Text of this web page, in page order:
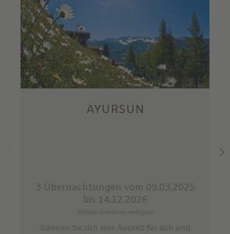
AYURSUN
3 Übernachtungen vom 09.03.2025
bis 14.12.2026
Weitere Zeiträume verfügbar
Gönnen Sie sich eine Auszeit für sich und